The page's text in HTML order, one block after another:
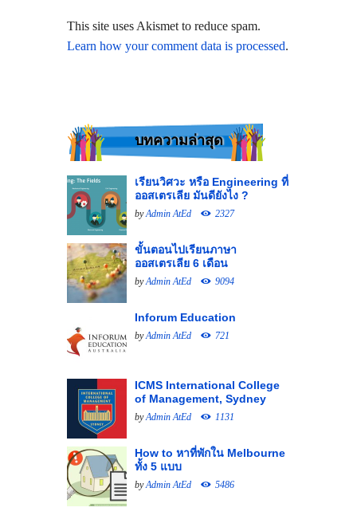
This site uses Akismet to reduce spam.
Learn how your comment data is processed.
บทความล่าสุด
เรียนวิศวะ หรือ Engineering ที่
ออสเตรเลีย มันดียังไง ?
byAdmin AtEd 2327
ขั้นตอนไปเรียนภาษา
ออสเตรเลีย 6 เดือน
byAdmin AtEd 9094
Inforum Education
byAdmin AtEd 721
ICMS International College
of Management, Sydney
byAdmin AtEd 1131
How to หาที่พักใน Melbourne
ทั้ง 5 แบบ
byAdmin AtEd 5486